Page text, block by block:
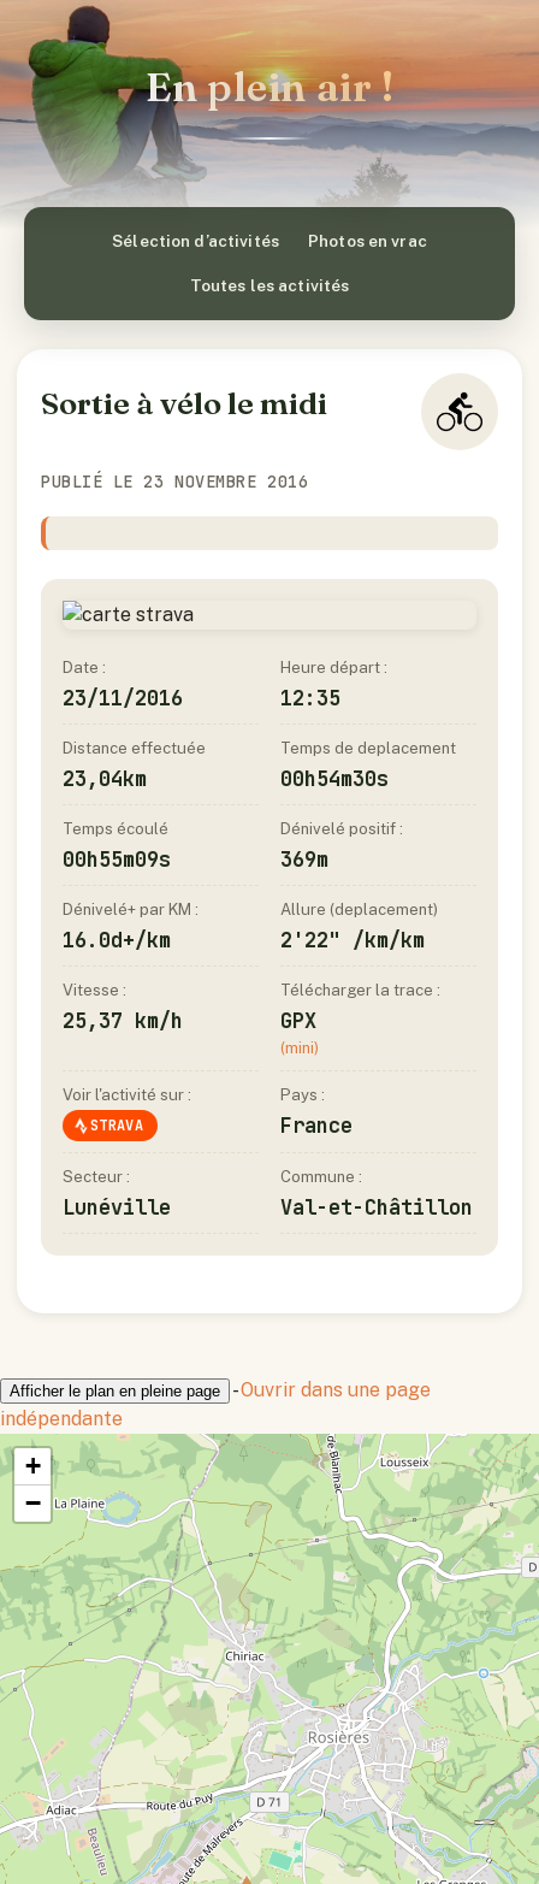
En plein air !
Sélection d’activités Photos en vrac
Toutes les activités
Sortie à vélo le midi
PUBLIÉ LE 23 NOVEMBRE 2016
Date :
23/11/2016
Heure départ :
12:35
Distance effectuée
23,04km
Temps de deplacement
00h54m30s
Temps écoulé
00h55m09s
Dénivelé positif :
369m
Dénivelé+ par KM :
16.0d+/km
Allure (deplacement)
2'22" /km/km
Vitesse :
25,37 km/h
Télécharger la trace :
GPX
(mini)
Voir l'activité sur :
STRAVA
Pays :
France
Secteur :
Lunéville
Commune :
Val-et-Châtillon
Afficher le plan en pleine page -Ouvrir dans une page
indépendante